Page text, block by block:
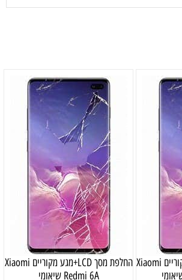
החלפת מסך LCD+מגע מקוריים Xiaomi
החלפת מסך LCD+מגע מקוריים Xiaomi
Redmi 6A שיאומי